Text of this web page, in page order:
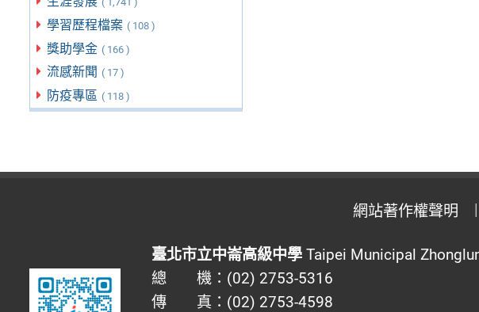
學習歷程檔案 ( 108 )
獎助學金 ( 166 )
流感新聞 ( 17 )
防疫專區 ( 118 )
網站著作權聲明
臺北市立中崙高級中學Taipei Municipal
總 機：(02) 2753-5316
傳 真：(02) 2753-4598